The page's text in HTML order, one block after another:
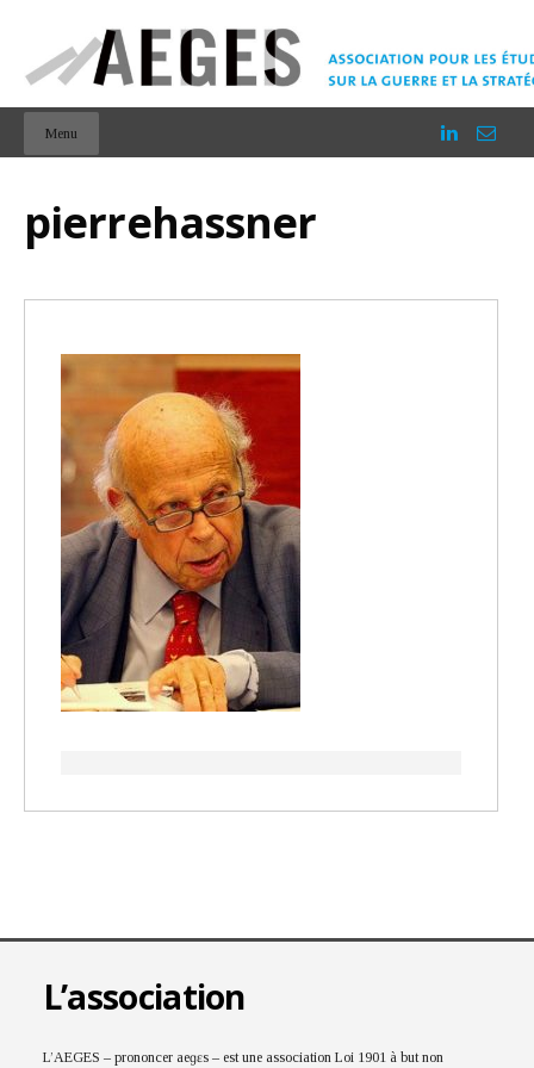
Menu
pierrehassner
L’association
L’AEGES – prononcer aeɡɛs – est une association Loi 1901 à but non